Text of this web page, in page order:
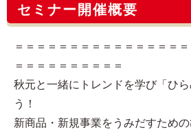
セミナー開催概要
＝＝＝＝＝＝＝＝＝＝＝＝＝＝＝
＝＝＝＝＝＝＝＝＝＝
秋元と一緒にトレンドを学び「ひ
う！
新商品・新規事業をうみだすため